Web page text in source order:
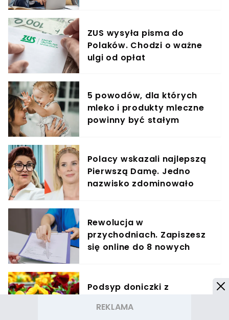
ZUS wysyła pisma do
Polaków. Chodzi o ważne
ulgi od opłat
5 powodów, dla których
mleko i produkty mleczne
powinny być stałym
Polacy wskazali najlepszą
Pierwszą Damę. Jedno
nazwisko zdominowało
Rewolucja w
przychodniach. Zapiszesz
się online do 8 nowych
Podsyp doniczki z
kwiatami